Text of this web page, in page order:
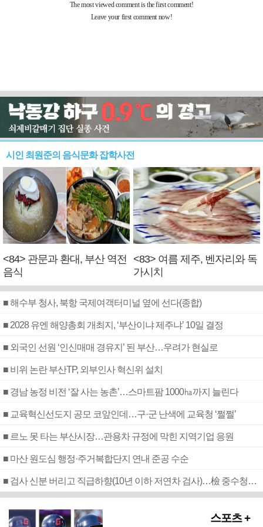
시인 최원준의 음식문화 잡학사전
<84> 관문과 환대, 부산 역전
음식
<83> 여름 제주, 벤자리와 독
가시치
■ 해수부 청사, 북항 국제여객터미널 옆에 선다(종합)
■ 2028 유엔 해양총회 개최지, ‘부산이냐 제주냐’ 10일 결정
■ 외국인 선원 ‘인신매매 경유지’ 된 부산…우려가 현실로
■ 비위 논란 부산TP, 외부인사 혁신위 설치
■ 경남 농정 비전 ‘잘 사는 농촌’…스마트팜 1000㏊까지 늘린다
■ 교육혁신선도지 공모 코앞인데…구·군 난색에 교육청 ‘쩔쩔’
■ 르노 못 타는 부산시장…관용차 규정에 막힌 지역기업 응원
■ 마산 원도심 행정·주거복합단지 연내 준공 수순
■ 검사 신분 버리고 직급하향(10년 이하 저연차 검사)…檢 중수청행 기피
스포츠 +